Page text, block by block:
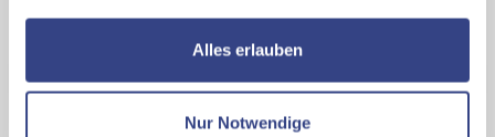
nutzen und uns sowie Dritten weitere Personalisierungen
ermöglichen, dabei kommt es auch zu Übermittlungen
Datenschutzseite
Alles erlauben
Nur Notwendige
Alpenhotel Speckbacher Hof